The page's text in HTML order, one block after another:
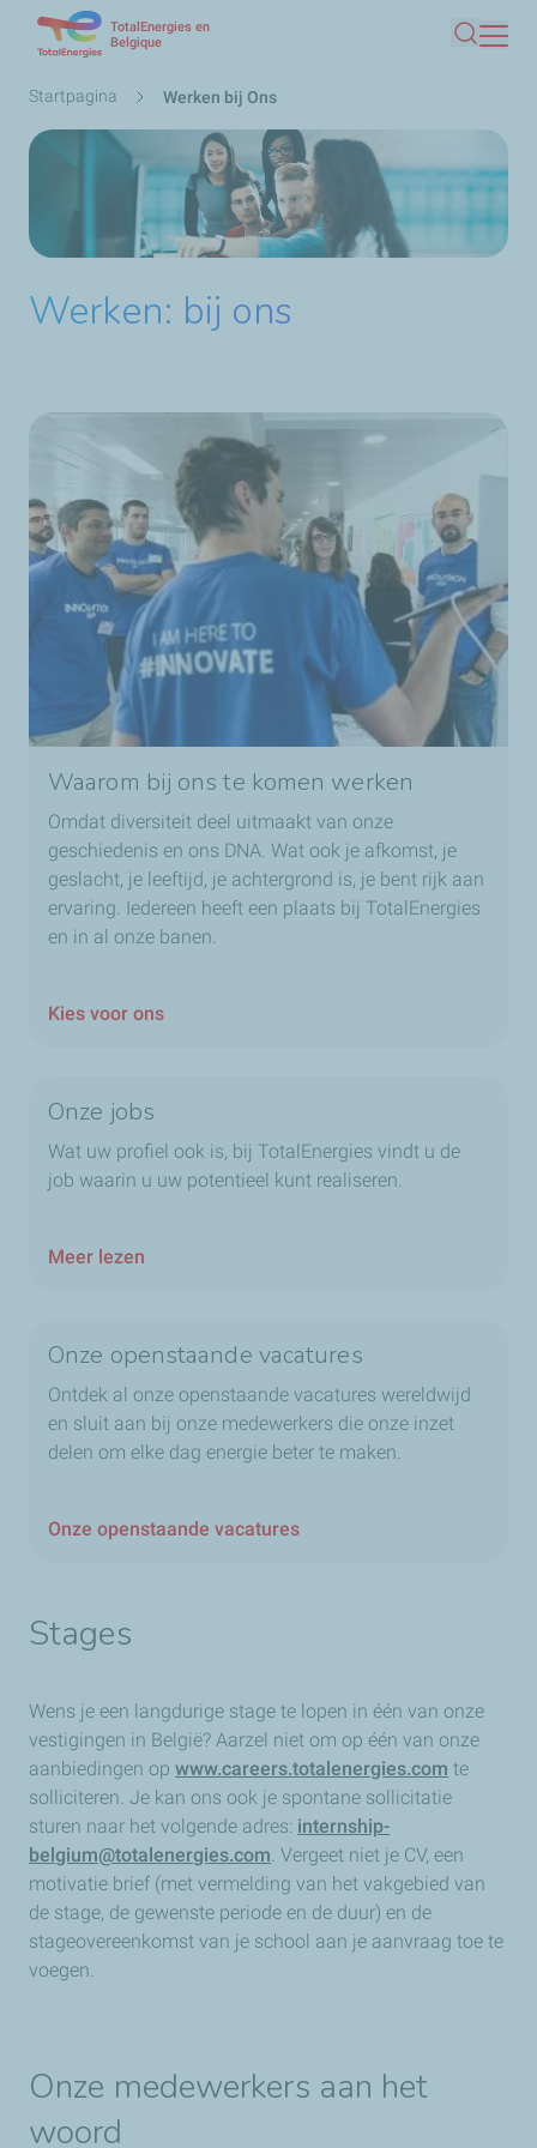
naar
inhoud
gaan
TotalEnergies en
Belgique
Zoeken
Kruimelpad
Startpagina Werken bij Ons
Werken: bij ons
Waarom bij ons te komen werken
Omdat diversiteit deel uitmaakt van onze
geschiedenis en ons DNA. Wat ook je afkomst, je
geslacht, je leeftijd, je achtergrond is, je bent rijk aan
ervaring. Iedereen heeft een plaats bij TotalEnergies
en in al onze banen.
Kies voor ons
Onze jobs
Wat uw profiel ook is, bij TotalEnergies vindt u de
job waarin u uw potentieel kunt realiseren.
Meer lezen
Onze openstaande vacatures
Ontdek al onze openstaande vacatures wereldwijd
en sluit aan bij onze medewerkers die onze inzet
delen om elke dag energie beter te maken.
Onze openstaande vacatures
Stages
Wens je een langdurige stage te lopen in één van onze
vestigingen in België? Aarzel niet om op één van onze
aanbiedingen op www.careers.totalenergies.com te
solliciteren. Je kan ons ook je spontane sollicitatie
sturen naar het volgende adres: internship-
belgium@totalenergies.com. Vergeet niet je CV, een
motivatie brief (met vermelding van het vakgebied van
de stage, de gewenste periode en de duur) en de
stageovereenkomst van je school aan je aanvraag toe te
voegen.
Onze medewerkers aan het
woord